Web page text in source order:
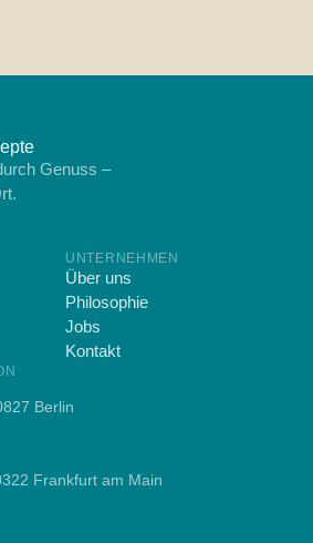
Genuss –
UNTERNEHMEN
Über uns
Philosophie
Jobs
Kontakt
Berlin
Frankfurt am Main